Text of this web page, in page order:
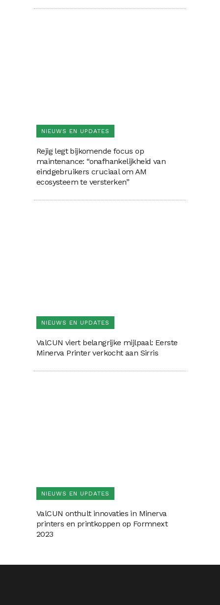
NIEUWS EN UPDATES
Rejig legt bijkomende focus op
maintenance: “onafhankelijkheid van
eindgebruikers cruciaal om AM
ecosysteem te versterken”
NIEUWS EN UPDATES
ValCUN viert belangrijke mijlpaal: Eerste
Minerva Printer verkocht aan Sirris
NIEUWS EN UPDATES
ValCUN onthult innovaties in Minerva
printers en printkoppen op Formnext
2023